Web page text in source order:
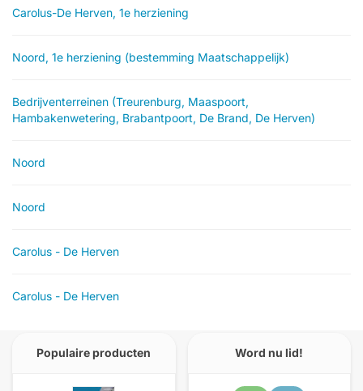
Carolus-De Herven, 1e herziening
Noord, 1e herziening (bestemming Maatschappelijk)
Bedrijventerreinen (Treurenburg, Maaspoort,
Hambakenwetering, Brabantpoort, De Brand, De Herven)
Noord
Noord
Carolus - De Herven
Carolus - De Herven
Populaire producten Word nu lid!